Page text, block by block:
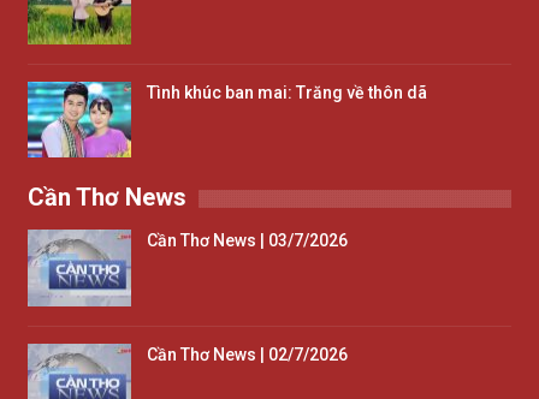
Tình khúc ban mai: Trăng về thôn dã
Cần Thơ News
Cần Thơ News | 03/7/2026
Cần Thơ News | 02/7/2026